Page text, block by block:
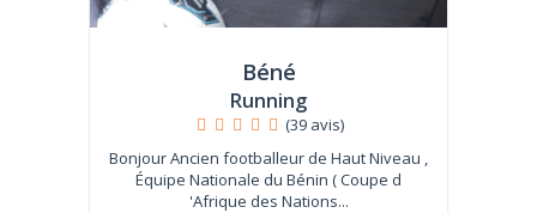
Béné
Running
(39 avis)
Bonjour Ancien footballeur de Haut Niveau ,
Équipe Nationale du Bénin ( Coupe d
'Afrique des Nations...